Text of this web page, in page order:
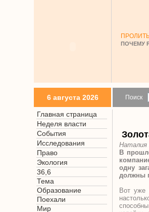
ПОЧЕМУ
6 августа 2026 Поиск
Главная страница
Неделя власти
События
Исследования
Право
Экология
36,6
Тема
Образование
Поехали
Мир
Наталия
В
одну
должны
Вот уже